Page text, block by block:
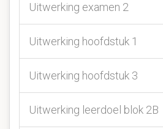
Uitwerking examen 2
Uitwerking hoofdstuk 1
Uitwerking hoofdstuk 3
Uitwerking leerdoel blok 2B